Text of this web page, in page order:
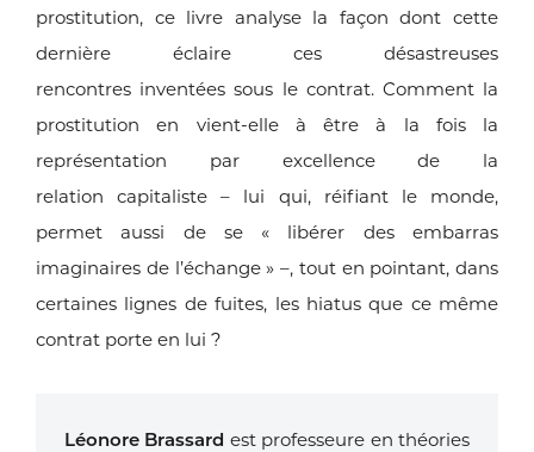
prostitution, ce livre analyse la façon dont cette
dernière éclaire ces désastreuses
rencontres inventées sous le contrat. Comment la
prostitution en vient-elle à être à la fois la
représentation par excellence de la
relationcapitaliste – lui qui, réifiant le monde,
permet aussi de se « libérer des embarras
imaginaires de l’échange » –, tout en pointant, dans
certaines lignes de fuites, les hiatus que ce même
contrat porte en lui ?
Léonore Brassard est professeure en théories